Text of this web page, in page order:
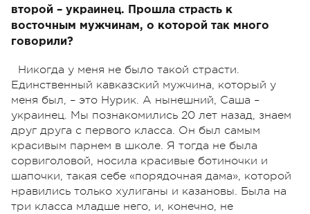
второй – украинец. Прошла страсть к
восточным мужчинам, о которой так много
говорили?
Никогда у меня не было такой страсти.
Единственный кавказский мужчина, который у
меня был, – это Нурик. А нынешний, Саша –
украинец. Мы познакомились 20 лет назад, знаем
друг друга с первого класса. Он был самым
красивым парнем в школе. Я тогда не была
сорвиголовой, носила красивые ботиночки и
шапочки, такая себе «порядочная дама», которой
нравились только хулиганы и казановы. Была на
три класса младше него, и, конечно, не